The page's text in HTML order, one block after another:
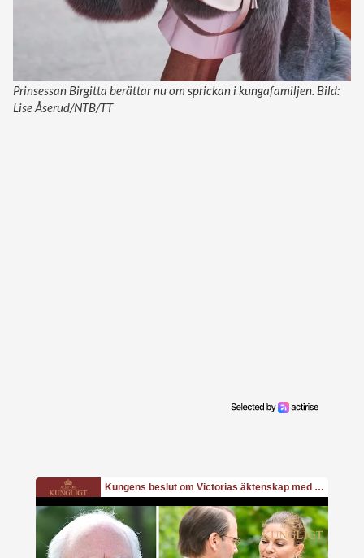
Prinsessan Birgitta berättar nu om sprickan i kungafamiljen. Bild:
Lise Åserud/NTB/TT